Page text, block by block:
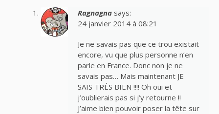
Ragnagna says:
24 janvier 2014 à 08:21
Je ne savais pas que ce trou existait
encore, vu que plus personne n’en
parle en France. Donc non je ne
savais pas… Mais maintenant JE
SAIS TRÈS BIEN !!!! Oh oui et
j’oublierais pas si j’y retourne !!
J’aime bien pouvoir poser la tête sur